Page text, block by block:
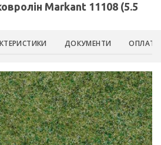
Markant 11108 (5.5
ДОКУМЕНТИ ОПЛАТА